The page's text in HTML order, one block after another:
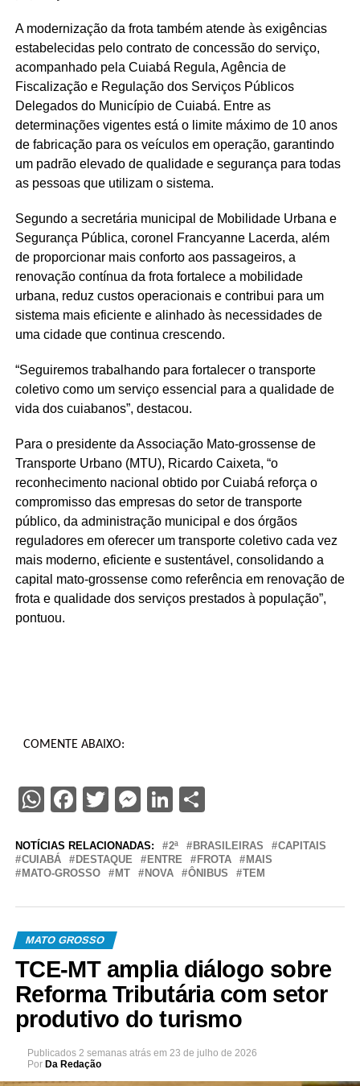
A modernização da frota também atende às exigências
estabelecidas pelo contrato de concessão do serviço,
acompanhado pela Cuiabá Regula, Agência de
Fiscalização e Regulação dos Serviços Públicos
Delegados do Município de Cuiabá. Entre as
determinações vigentes está o limite máximo de 10 anos
de fabricação para os veículos em operação, garantindo
um padrão elevado de qualidade e segurança para todas
as pessoas que utilizam o sistema.
Segundo a secretária municipal de Mobilidade Urbana e
Segurança Pública, coronel Francyanne Lacerda, além
de proporcionar mais conforto aos passageiros, a
renovação contínua da frota fortalece a mobilidade
urbana, reduz custos operacionais e contribui para um
sistema mais eficiente e alinhado às necessidades de
uma cidade que continua crescendo.
“Seguiremos trabalhando para fortalecer o transporte
coletivo como um serviço essencial para a qualidade de
vida dos cuiabanos”, destacou.
Para o presidente da Associação Mato-grossense de
Transporte Urbano (MTU), Ricardo Caixeta, “o
reconhecimento nacional obtido por Cuiabá reforça o
compromisso das empresas do setor de transporte
público, da administração municipal e dos órgãos
reguladores em oferecer um transporte coletivo cada vez
mais moderno, eficiente e sustentável, consolidando a
capital mato-grossense como referência em renovação de
frota e qualidade dos serviços prestados à população”,
pontuou.
COMENTE ABAIXO:
WhatsApp
Facebook
Twitter
Messenger
LinkedIn
Share
NOTÍCIAS RELACIONADAS: 2ª BRASILEIRAS
CAPITAIS
CUIABÁ
DESTAQUE ENTRE FROTA
MAIS
MATO-GROSSO
MT NOVA ÔNIBUS TEM
MATO GROSSO
TCE-MT amplia diálogo sobre
Reforma Tributária com setor
produtivo do turismo
Publicados 2 semanas atrás em 23 de julho de 2026
Por Da Redação